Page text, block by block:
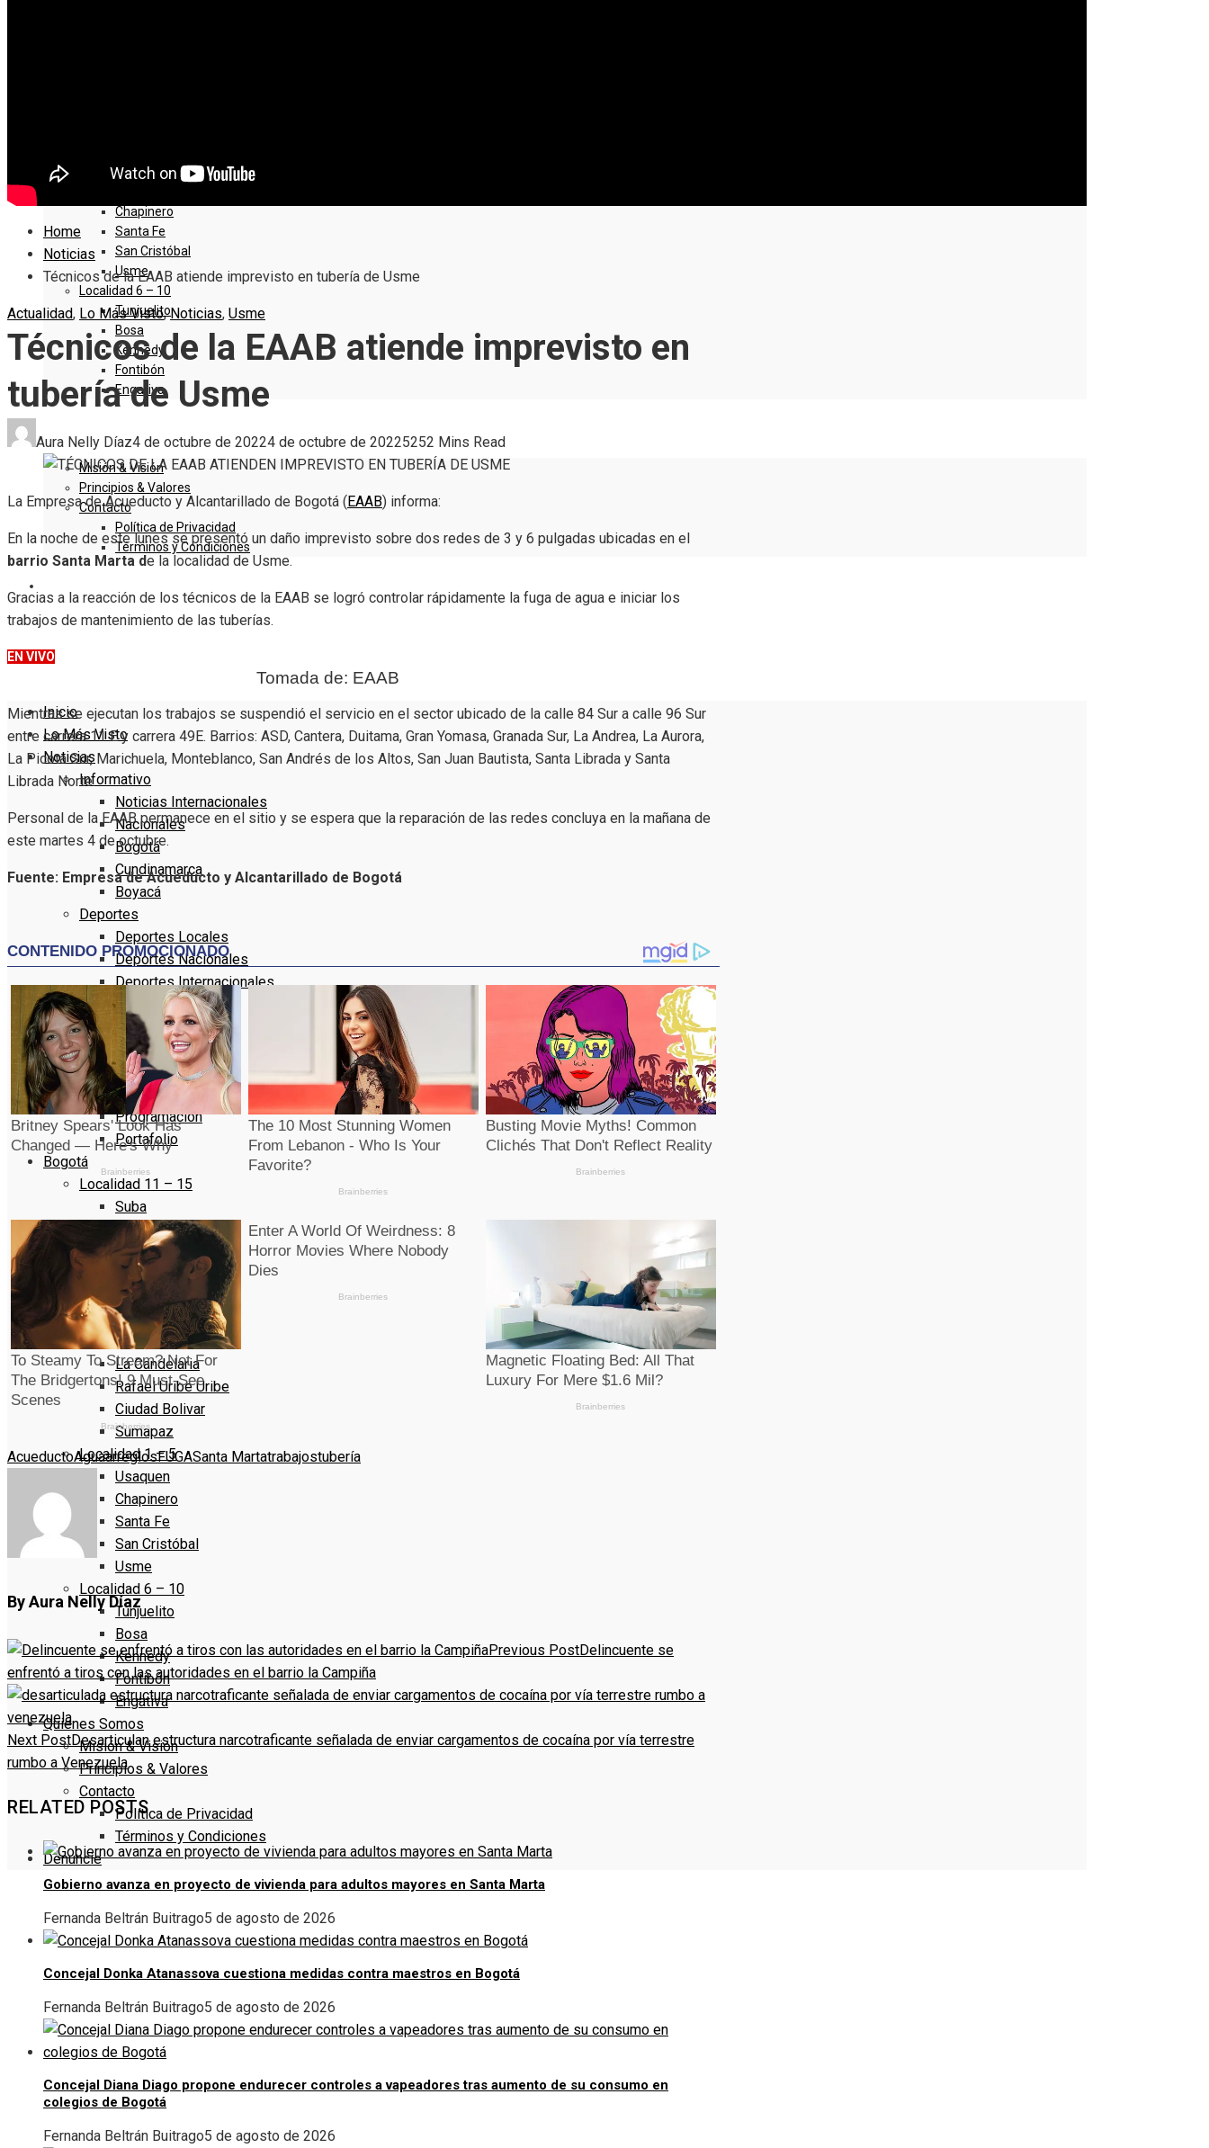
Localidad 1 – 5
Chapinero
Santa Fe
San Cristóbal
Usme
Localidad 6 – 10
Tunjuelito
Bosa
Kennedy
Fontibón
Engativa
Misión & Visión
Principios & Valores
Contacto
Política de Privacidad
Términos y Condiciones
EN VIVO
Inicio
Lo Más Visto
Noticias
Informativo
Noticias Internacionales
Nacionales
Bogotá
Cundinamarca
Boyacá
Deportes
Deportes Locales
Deportes Nacionales
Deportes Internacionales
De Interés
Agro Data
Artistas
Eventos
Conózcanos
Programacion
Portafolio
Bogotá
Localidad 11 – 15
Suba
Barrios Unidos
Teusaquillo
Los Mártires
Antonio Nariño
Localidad 16 – 20
Puente Aranda
La Candelaria
Rafael Uribe Uribe
Ciudad Bolivar
Sumapaz
Localidad 1 – 5
Usaquen
Chapinero
Santa Fe
San Cristóbal
Usme
Localidad 6 – 10
Tunjuelito
Bosa
Kennedy
Fontibón
Engativa
Quienes Somos
Misión & Visión
Principios & Valores
Contacto
Política de Privacidad
Términos y Condiciones
Denuncie
Home
Noticias
Técnicos de la EAAB atiende imprevisto en tubería de Usme
Actualidad, Lo Más Visto,Noticias, Usme
Técnicos de la EAAB atiende imprevisto en
tubería de Usme
Aura Nelly Díaz4 de octubre de 20224 de octubre de 20225252 Mins Read
La Empresa de Acueducto y Alcantarillado de Bogotá (EAAB) informa:
En la noche de este lunes se presentó un daño imprevisto sobre dos redes de 3 y 6 pulgadas ubicadas en el
barrio Santa Marta de la localidad de Usme.
Gracias a la reacción de los técnicos de la EAAB se logró controlar rápidamente la fuga de agua e iniciar los
trabajos de mantenimiento de las tuberías.
Tomada de: EAAB
Mientras se ejecutan los trabajos se suspendió el servicio en el sector ubicado de la calle 84 Sur a calle 96 Sur
entre carrera 11 E y carrera 49E. Barrios: ASD, Cantera, Duitama, Gran Yomasa, Granada Sur, La Andrea, La Aurora,
La Picota Sur, Marichuela, Monteblanco, San Andrés de los Altos, San Juan Bautista, Santa Librada y Santa
Librada Norte.
Personal de la EAAB permanece en el sitio y se espera que la reparación de las redes concluya en la mañana de
este martes 4 de octubre.
Fuente: Empresa de Acueducto y Alcantarillado de Bogotá
AcueductoAguaarreglosFUGASanta Martatrabajostubería
By Aura Nelly Díaz
Previous PostDelincuente se
enfrentó a tiros con las autoridades en el barrio la Campiña
Next PostDesarticulan estructura narcotraficante señalada de enviar cargamentos de cocaína por vía terrestre
rumbo a Venezuela
RELATED POSTS
Gobierno avanza en proyecto de vivienda para adultos mayores en Santa Marta
Fernanda Beltrán Buitrago5 de agosto de 2026
Concejal Donka Atanassova cuestiona medidas contra maestros en Bogotá
Fernanda Beltrán Buitrago5 de agosto de 2026
Concejal Diana Diago propone endurecer controles a vapeadores tras aumento de su consumo en
colegios de Bogotá
Fernanda Beltrán Buitrago5 de agosto de 2026